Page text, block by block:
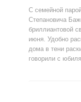
С семейной
Степановича
бриллиантовой
июня. Удобно
дома в тени
говорили с